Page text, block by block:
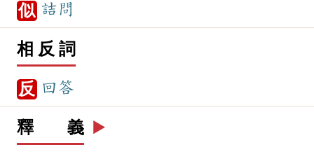
似 詰問
相 反 詞
反 回答
釋 義 ▶️